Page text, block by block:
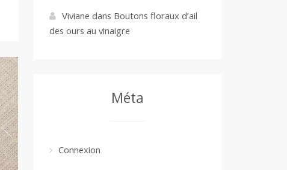
Viviane dans Boutons floraux d’ail
des ours au vinaigre
Méta
Connexion